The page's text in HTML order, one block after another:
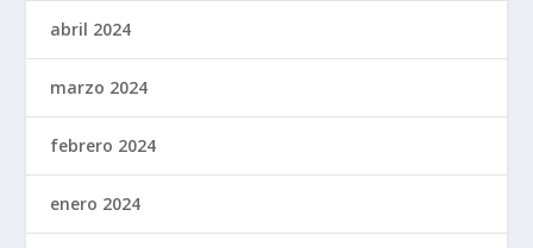
abril 2024
marzo 2024
febrero 2024
enero 2024